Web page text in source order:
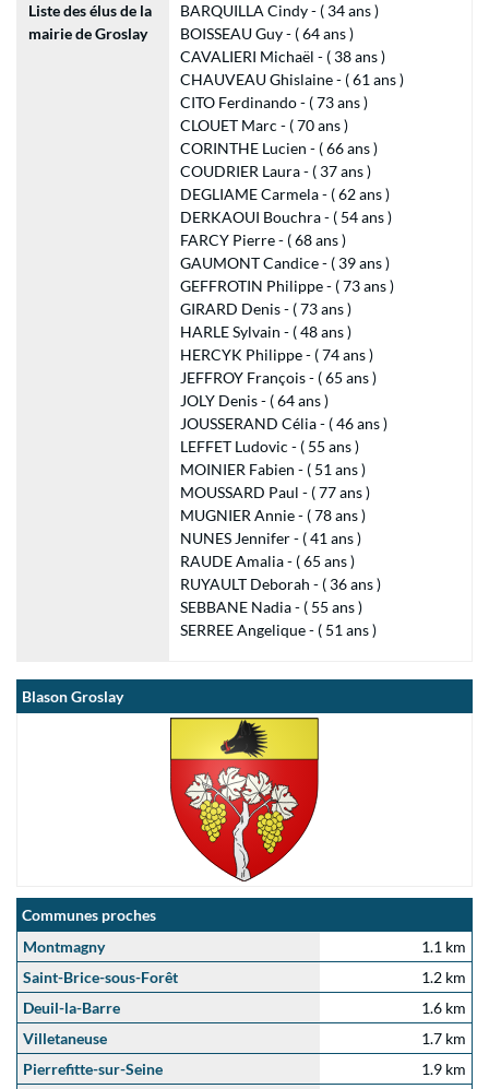
Liste des élus de la
mairie de Groslay
BARQUILLA Cindy - ( 34 ans )
BOISSEAU Guy - ( 64 ans )
CAVALIERI Michaël - ( 38 ans )
CHAUVEAU Ghislaine - ( 61 ans )
CITO Ferdinando - ( 73 ans )
CLOUET Marc - ( 70 ans )
CORINTHE Lucien - ( 66 ans )
COUDRIER Laura - ( 37 ans )
DEGLIAME Carmela - ( 62 ans )
DERKAOUI Bouchra - ( 54 ans )
FARCY Pierre - ( 68 ans )
GAUMONT Candice - ( 39 ans )
GEFFROTIN Philippe - ( 73 ans )
GIRARD Denis - ( 73 ans )
HARLE Sylvain - ( 48 ans )
HERCYK Philippe - ( 74 ans )
JEFFROY François - ( 65 ans )
JOLY Denis - ( 64 ans )
JOUSSERAND Célia - ( 46 ans )
LEFFET Ludovic - ( 55 ans )
MOINIER Fabien - ( 51 ans )
MOUSSARD Paul - ( 77 ans )
MUGNIER Annie - ( 78 ans )
NUNES Jennifer - ( 41 ans )
RAUDE Amalia - ( 65 ans )
RUYAULT Deborah - ( 36 ans )
SEBBANE Nadia - ( 55 ans )
SERREE Angelique - ( 51 ans )
Blason Groslay
Communes proches
Montmagny
1.1 km
Saint-Brice-sous-Forêt
1.2 km
Deuil-la-Barre
1.6 km
Villetaneuse
1.7 km
Pierrefitte-sur-Seine
1.9 km